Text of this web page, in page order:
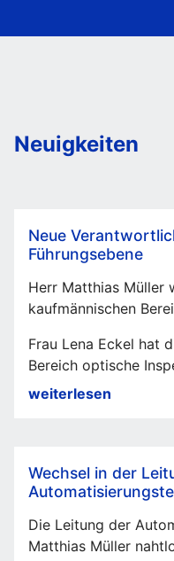
Neuigkeiten
Neue
Führungsebene
Herr Matthias Müller
kaufmännischen
Frau Lena Eckel hat
Bereich optische
weiterlesen
Wechsel in der
Die Leitung der
Matthias Müller